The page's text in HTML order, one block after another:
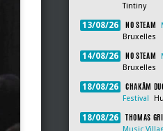
Tintiny
13/08/26 NO STEAM
Bruxelles
14/08/26 NO STEAM
Bruxelles
18/08/26 CHAKÂM
Festival
18/08/26 THOMAS